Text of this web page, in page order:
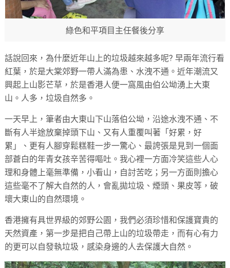
綠色和平項目主任餐後分享
話說回來，為什麼近年山上的垃圾越來越多呢? 早兩年流行看
紅葉，於是大棠郊野一帶人滿為患、水洩不通。近年潮流又
興起上山影芒草，於是香港人便一窩風由伯公坳湧上大東
山。人多，垃圾自然多。
一天早上，筆者由大東山下山落伯公坳，沿途水洩不通、不
斷有人半途放棄掉頭下山、又有人重覆叫著「好累，好
累」、更有人腳穿鬆糕鞋一步一驚心、最誇張是見到一個面
部蒼白的年青女孩辛苦得嘔吐。我心裡一方面冷笑這些人心
理和身體上毫無準備，小看山，自討苦吃；另一方面則擔心
這些毫不了解大自然的人，會亂拋垃圾、煙頭、果皮等，破
壞大東山的自然環境。
香港擁有具世界級的郊野公園，我們必須珍惜和保護寶貴的
天然資產，第一步是把自己帶上山的垃圾帶走，而有心有力
的更可以自發執垃圾，感染身邊的人去保護大自然。